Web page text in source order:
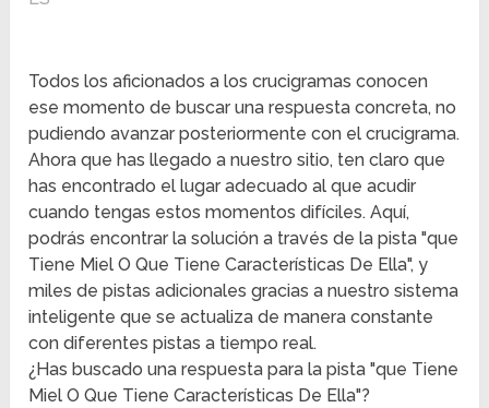
Todos los aficionados a los crucigramas conocen
ese momento de buscar una respuesta concreta, no
pudiendo avanzar posteriormente con el crucigrama.
Ahora que has llegado a nuestro sitio, ten claro que
has encontrado el lugar adecuado al que acudir
cuando tengas estos momentos difíciles. Aquí,
podrás encontrar la solución a través de la pista "que
Tiene Miel O Que Tiene Características De Ella", y
miles de pistas adicionales gracias a nuestro sistema
inteligente que se actualiza de manera constante
con diferentes pistas a tiempo real.
¿Has buscado una respuesta para la pista "que Tiene
Miel O Que Tiene Características De Ella"?